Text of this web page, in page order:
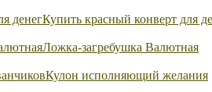
Купить красный конверт для
Ложка-загребушка Валютная
Кулон исполняющий желания